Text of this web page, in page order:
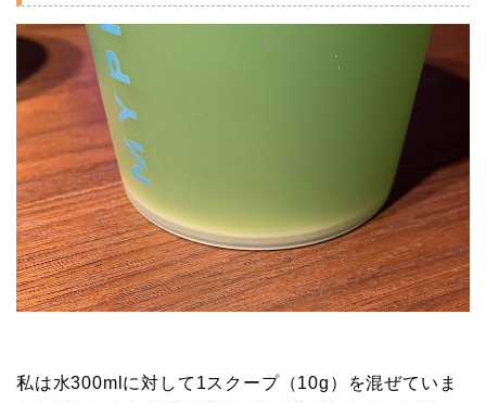
私は水300mlに対して1スクープ（10g）を混ぜていま